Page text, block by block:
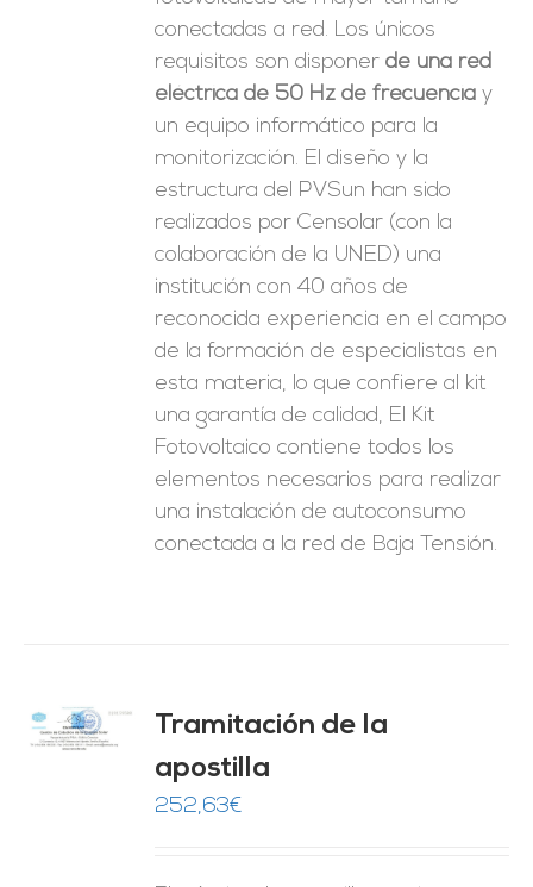
conectadas a red. Los únicos
requisitos son disponerde una red
eléctrica de 50 Hz de frecuencia y
un equipo informático para la
monitorización. El diseño y la
estructura del PVSun han sido
realizados por Censolar (con la
colaboración de la UNED) una
institución con 40 años de
reconocida experiencia en el campo
de la formación de especialistas en
esta materia, lo que confiere al kit
una garantía de calidad, El Kit
Fotovoltaico contiene todos los
elementos necesarios para realizar
una instalación de autoconsumo
conectada a la red de Baja Tensión.
Tramitación de la
apostilla
252,63€